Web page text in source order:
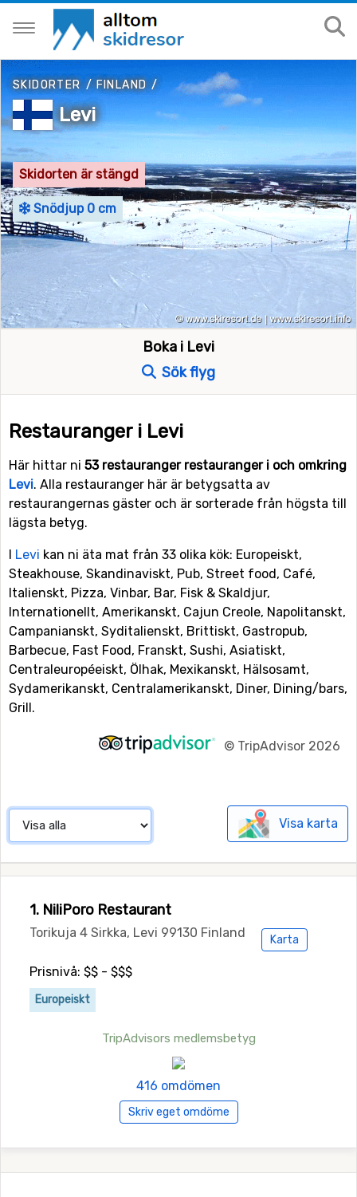
SKIDORTER /FINLAND/
Levi
Skidorten är stängd
Snödjup 0 cm
Boka i Levi
Sök flyg
Restauranger i Levi
Här hittar ni 53 restauranger restauranger i och omkring
Levi. Alla restauranger här är betygsatta av
restaurangernas gäster och är sorterade från högsta till
lägsta betyg.
I Levi kan ni äta mat från 33 olika kök: Europeiskt,
Steakhouse, Skandinaviskt, Pub, Street food, Café,
Italienskt, Pizza, Vinbar, Bar, Fisk & Skaldjur,
Internationellt, Amerikanskt, Cajun Creole, Napolitanskt,
Campanianskt, Syditalienskt, Brittiskt, Gastropub,
Barbecue, Fast Food, Franskt, Sushi, Asiatiskt,
Centraleuropéeiskt, Ölhak, Mexikanskt, Hälsosamt,
Sydamerikanskt, Centralamerikanskt, Diner, Dining/bars,
Grill.
© TripAdvisor 2026
Visa karta
1. NiliPoro Restaurant
Torikuja 4 Sirkka, Levi 99130 Finland Karta
Prisnivå: $$ - $$$
Europeiskt
TripAdvisors medlemsbetyg
416 omdömen
Skriv eget omdöme